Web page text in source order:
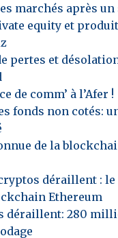
marchés après
equity et
pertes et
de comm’ à l’Afer !
fonds non cotés:
de la
déraillent : le
Ethereum
déraillent: 280